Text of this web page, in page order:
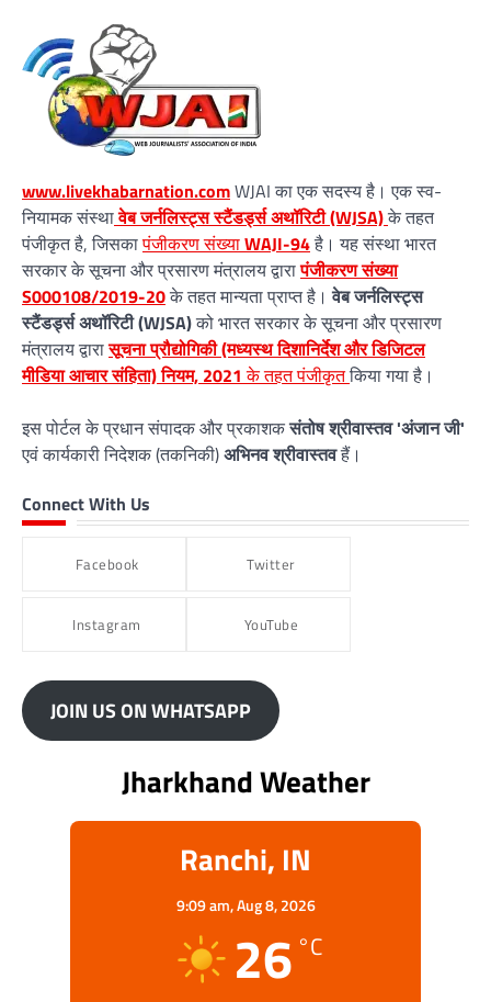
www.livekhabarnation.comWJAI का एक सदस्य है। एक स्व-
नियामक संस्थावेब जर्नलिस्ट्स स्टैंडर्ड्स अथॉरिटी (WJSA)के तहत
पंजीकृत है, जिसकापंजीकरण संख्याWAJI-94है। यह संस्था भारत
सरकार के सूचना और प्रसारण मंत्रालय द्वारापंजीकरण संख्या
S000108/2019-20के तहत मान्यता प्राप्त है।वेब जर्नलिस्ट्स
स्टैंडर्ड्स अथॉरिटी (WJSA)को भारत सरकार के सूचना और प्रसारण
मंत्रालय द्वारासूचना प्रौद्योगिकी (मध्यस्थ दिशानिर्देश और डिजिटल
मीडिया आचार संहिता) नियम, 2021 के तहत पंजीकृतकिया गया है।
इस पोर्टल के प्रधान संपादक और प्रकाशकसंतोष श्रीवास्तव 'अंजान जी'
एवं कार्यकारी निदेशक (तकनिकी)अभिनव श्रीवास्तवहैं।
Connect With Us
Facebook Twitter
Instagram YouTube
JOIN US ON WHATSAPP
Jharkhand Weather
Ranchi, IN
9:09 am,Aug 8, 2026
26 °C